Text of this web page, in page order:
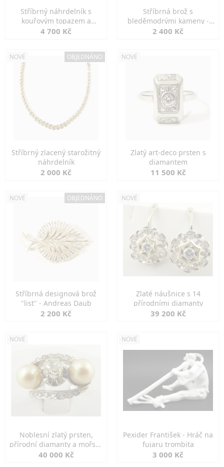
Stříbrný náhrdelník s
kouřovým topazem a
markazity
4 700 Kč
Stříbrná brož s
bleděmodrými kameny -
jemná elegance
2 400 Kč
NOVÉ OBJEDNÁNO
Stříbrný zlacený starožitný
náhrdelník
2 000 Kč
NOVÉ
Zlatý art-deco prsten s
diamantem
11 500 Kč
NOVÉ OBJEDNÁNO
Stříbrná designová brož
"list" - Andreas Daub
2 200 Kč
NOVÉ
Zlaté náušnice s 14
přírodními diamanty
39 200 Kč
NOVÉ
Noblesní zlatý prsten,
přírodní diamanty a mořské
perly
40 000 Kč
NOVÉ
Pexider František - Hráč na
fujaru trombita
3 000 Kč